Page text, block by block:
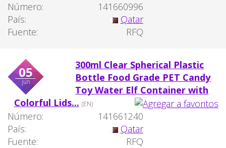
Número:
141660996
País:
Qatar
Fuente:
RFQ
05
jun
300ml Clear Spherical Plastic
Bottle Food Grade PET Candy
Toy Water Elf Container with
Colorful Lids... (EN)
Número:
141661240
País:
Qatar
Fuente:
RFQ